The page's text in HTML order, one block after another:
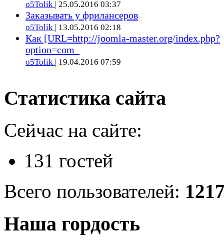
o5Tolik | 25.05.2016 03:37
Заказывать у фрилансеров
o5Tolik | 13.05.2016 02:18
Как [URL=http://joomla-master.org/index.php?
option=com_
o5Tolik | 19.04.2016 07:59
Статистика сайта
Сейчас на сайте:
131 гостей
Всего пользователей:
Наша гордость